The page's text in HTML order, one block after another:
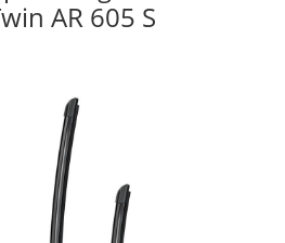
AR 605 S